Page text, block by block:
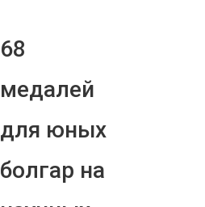
68
медалей
для юных
болгар на